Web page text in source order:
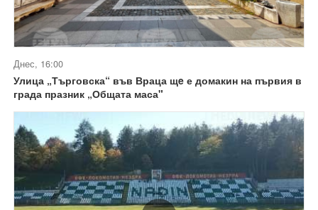
Днес, 16:00
Улица „Търговска“ във Враца щe е домакин на първия в
града празник „Общата маса"